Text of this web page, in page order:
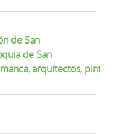
de San
de San
,arquitectos, pintores